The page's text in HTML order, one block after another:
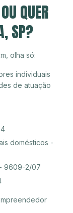
QUER
SP?
olha só:
individuais
de atuação
domésticos -
9609-2/07